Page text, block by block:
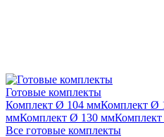
Готовые комплекты
Комплект Ø 104 ммКомплект Ø
ммКомплект Ø 130 мм
Все готовые комплекты